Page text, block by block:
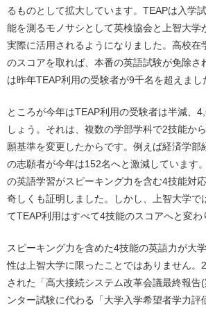
るものとして拡大しています。TEAPは入学
能を測るモノサシとして英検協会と上智大学
実際に活用されるようになりました。高校在
のスコアを取れば、本番の英語試験が免除さ
は昨年TEAP利用の受験者が9千名を超えまし
ところが今年はTEAP利用の受験者は半減、
しょう。それは、複数の学部学科で2技能か
願基準を変更したからです。例えば経済学部
の志願者が今年は152名へと激減しています
の英語学習がスピーキング力を含む4技能対
奇しくも証明しました。しかし、上智大学で
てTEAP利用はすべて4技能のスコアへと変わ
スピーキング力を含めた4技能の英語力が大
性は上智大学に限ったことではありません。
された「高大接続システム改革会議最終報告
ンター試験に代わる「大学入学希望者学力評